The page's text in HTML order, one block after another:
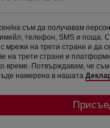
на съм да получавам
телефон, SMS и поща.
мрежи на трети страни и да
на трети страни и
време. Потвърждавам, че
намерена в нашата